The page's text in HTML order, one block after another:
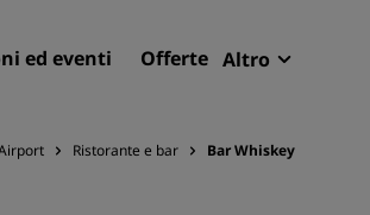
ed eventi Offerte Altro
Le mie
Ristorante e bar Bar Whiskey